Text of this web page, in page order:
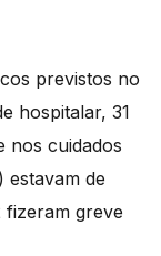
previstos no
hospitalar, 31
nos cuidados
estavam de
fizeram greve